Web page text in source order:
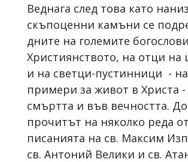
Веднага след това като
скъпоценни камъни се
дните на големите
Християнството, на отци на
и на светци-пустинници -
примери за живот в Христа -
смъртта и във вечността.
прочитът на няколко реда от
писанията на св. Максим
св. Антоний Велики и св.